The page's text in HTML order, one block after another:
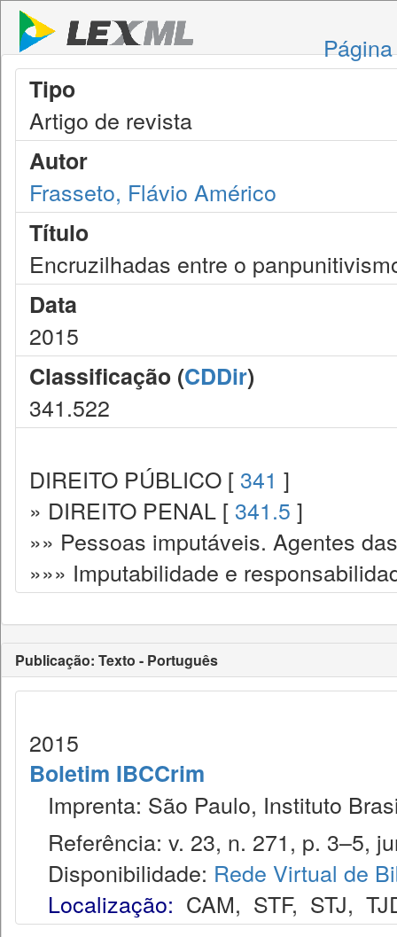
Tipo
Artigo de revista
Autor
Frasseto, Flávio Américo
Título
Encruzilhadas entre o
Data
2015
Classificação (CDDir)
341.522
DIREITO PÚBLICO [ 341 ]
» DIREITO PENAL [ 341.5 ]
»» Pessoas imputáveis. Agentes
»»» Imputabilidade e
Publicação: Texto - Português
2015
Boletim IBCCrim
Imprenta: São Paulo, Instituto
Referência: v. 23, n. 271, p. 3–5,
Disponibilidade: Rede Virtual de
Localização: CAM, STF, STJ,